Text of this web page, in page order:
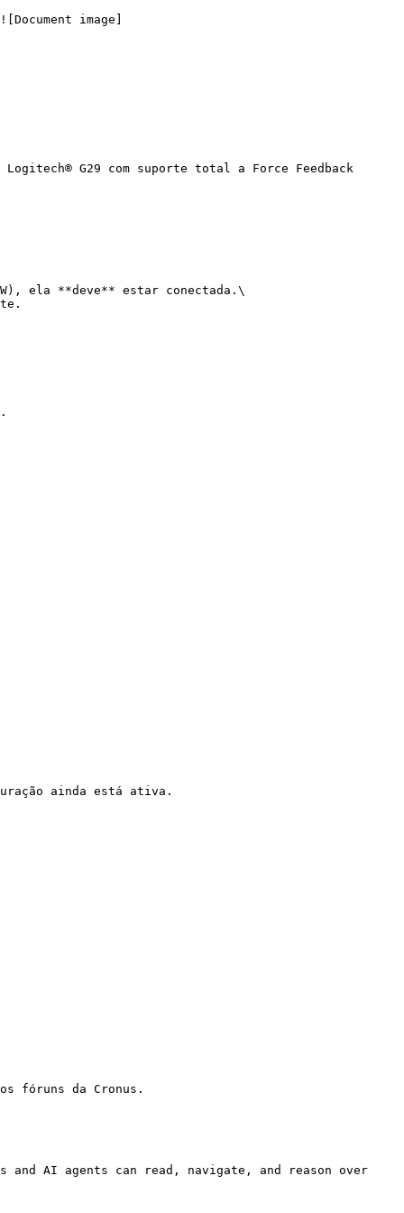
image]
G29 com suporte total a Force Feedback
ela **deve** estar conectada.\
ainda está ativa.
fóruns da Cronus.
and AI agents can read, navigate, and reason over